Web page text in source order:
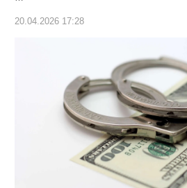
20.04.2026 17:28